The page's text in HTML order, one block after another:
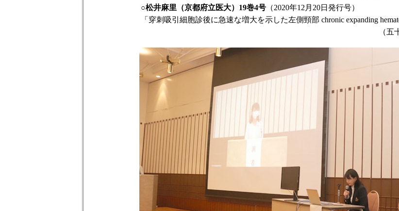
○松井麻里（京都府立医大）19巻4号 （2020年12月20日発行号）
「穿刺吸引細胞診後に急速な増大を示した左側頸部 chronic expanding
（五